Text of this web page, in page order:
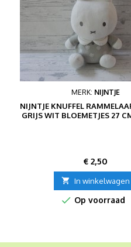
MERK: NIJNTJE
NIJNTJE KNUFFEL
GRIJS WIT BLOEMETJES 27
Prijs
€ 2,50
 In winkelwagen
 Op voorraad